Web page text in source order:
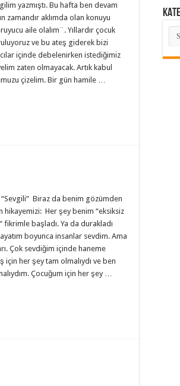
yazmıştı. Bu hafta ben devam
zamandır aklımda olan konuyu
aile olalım¨. Yıllardır çocuk
ve bu ateş giderek bizi
içinde debelenirken istediğimiz
zaten olmayacak. Artık kabul
çizelim. Bir gün hamile …
Biraz da benim gözümden
hikayemizi: Her şey benim “eksiksiz
fikrimle başladı. Ya da durakladı
boyunca insanlar sevdim. Ama
Çok sevdiğim içinde haneme
için her şey tam olmalıydı ve ben
Çocuğum için her şey …